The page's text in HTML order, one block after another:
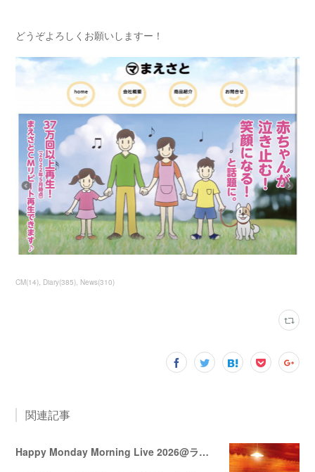
どうぞよろしくお願いしますー！
CM(14) Diary(385) News(310)
関連記事
Happy Monday Morning Live 2026@ララミー